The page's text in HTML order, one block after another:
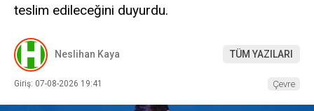
teslim edileceğini duyurdu.
Neslihan Kaya TÜM YAZILARI
Giriş: 07-08-2026 19:41 Çevre